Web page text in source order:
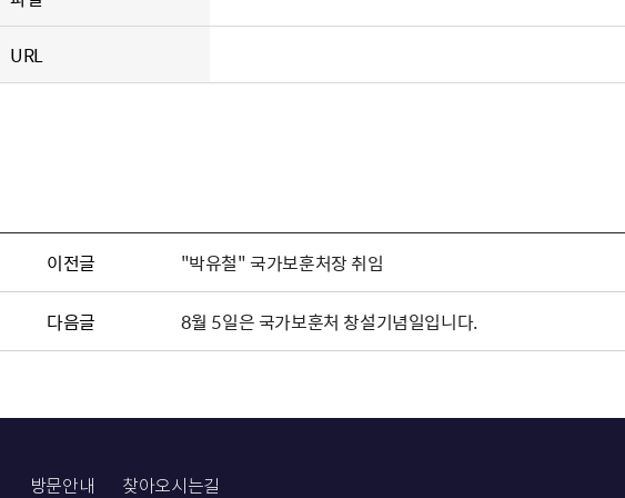
URL
이전글 "박유철" 국가보훈처장 취임
다음글 8월 5일은 국가보훈처 창설기념일입니다.
방문안내 찾아오시는길